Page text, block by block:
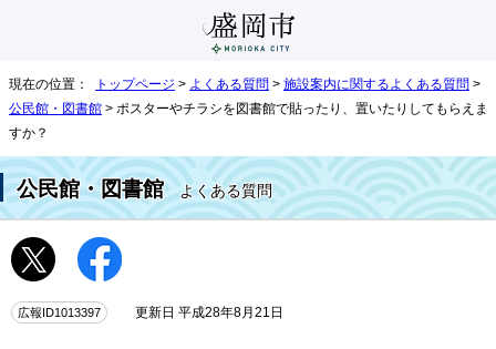
現在の位置： トップページ > よくある質問 > 施設案内に関するよくある質問 >
公民館・図書館 > ポスターやチラシを図書館で貼ったり、置いたりしてもらえま
すか？
公民館・図書館よくある質問
広報ID1013397 更新日 平成28年8月21日